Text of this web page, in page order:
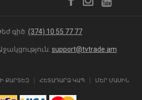
գիծ: (374) 10 55 77 77
support@tvtrade.am
ՔԱՐՏԵԶ ՀԵՏԱԴԱՐՁ ԿԱՊ ՄԵՐ ՄԱՍԻՆ